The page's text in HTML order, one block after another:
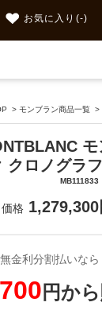
お気に入り (-)
>モンブラン商品一覧 >
クロノグラ
MB111833
価格1,279,300
無金利分割払いな
円か